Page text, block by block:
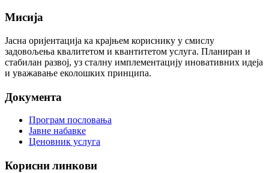
Мисија
Јасна оријентација ка крајњем кориснику у смислу
задовољења квалитетом и квантитетом услуга. Планиран и
стабилан развој, уз сталну имплементацију иновативних идеја
и уважавање еколошких принципа.
Документа
Програм пословања
Јавне набавке
Ценовник услуга
Корисни линкови